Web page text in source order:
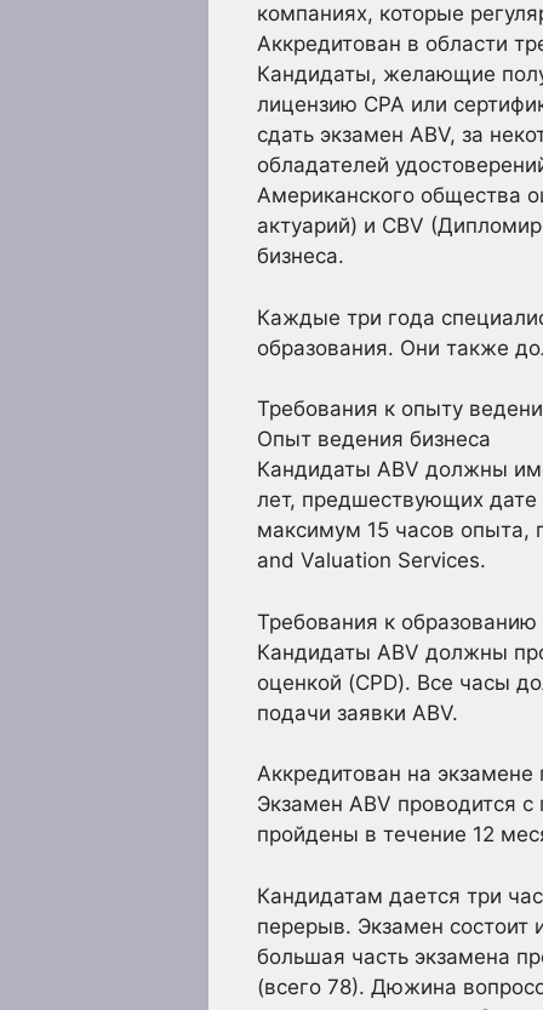
компаниях, которые
Аккредитован в области
Кандидаты, желающие
лицензию CPA или
сдать экзамен ABV, за
обладателей
Американского общества
актуарий) и CBV
бизнеса.
Каждые три года
образования. Они также
Требования к опыту
Опыт ведения бизнеса
Кандидаты ABV должны
лет, предшествующих дате
максимум 15 часов опыта,
and Valuation Services.
Требования к образованию
Кандидаты ABV должны
оценкой (CPD). Все часы
подачи заявки ABV.
Аккредитован на экзамене
Экзамен ABV проводится
пройдены в течение 12
Кандидатам дается три
перерыв. Экзамен состоит
большая часть экзамена
(всего 78). Дюжина